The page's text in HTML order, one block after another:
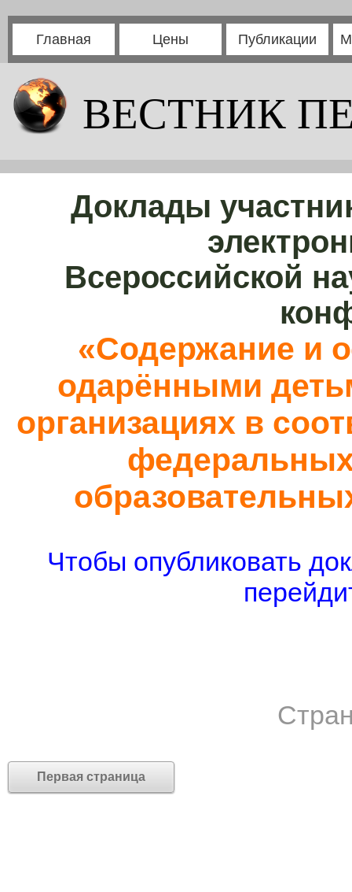
Главная Цены Публикации
ВЕСТНИК
Доклады
Всероссийской
«Содержание и
одарёнными
организациях в
Чтобы опубликовать
Первая страница